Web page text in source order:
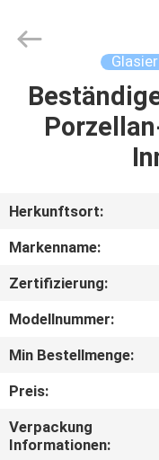
ZU
HAUSE
VIDEOS
ÜBER
UNS
CERAMICS
CO.,LTD..
Herkunftsort:
Markenname:
Zertifizierung:
Modellnummer:
Min Bestellmenge:
Preis:
Verpackung
Informationen: